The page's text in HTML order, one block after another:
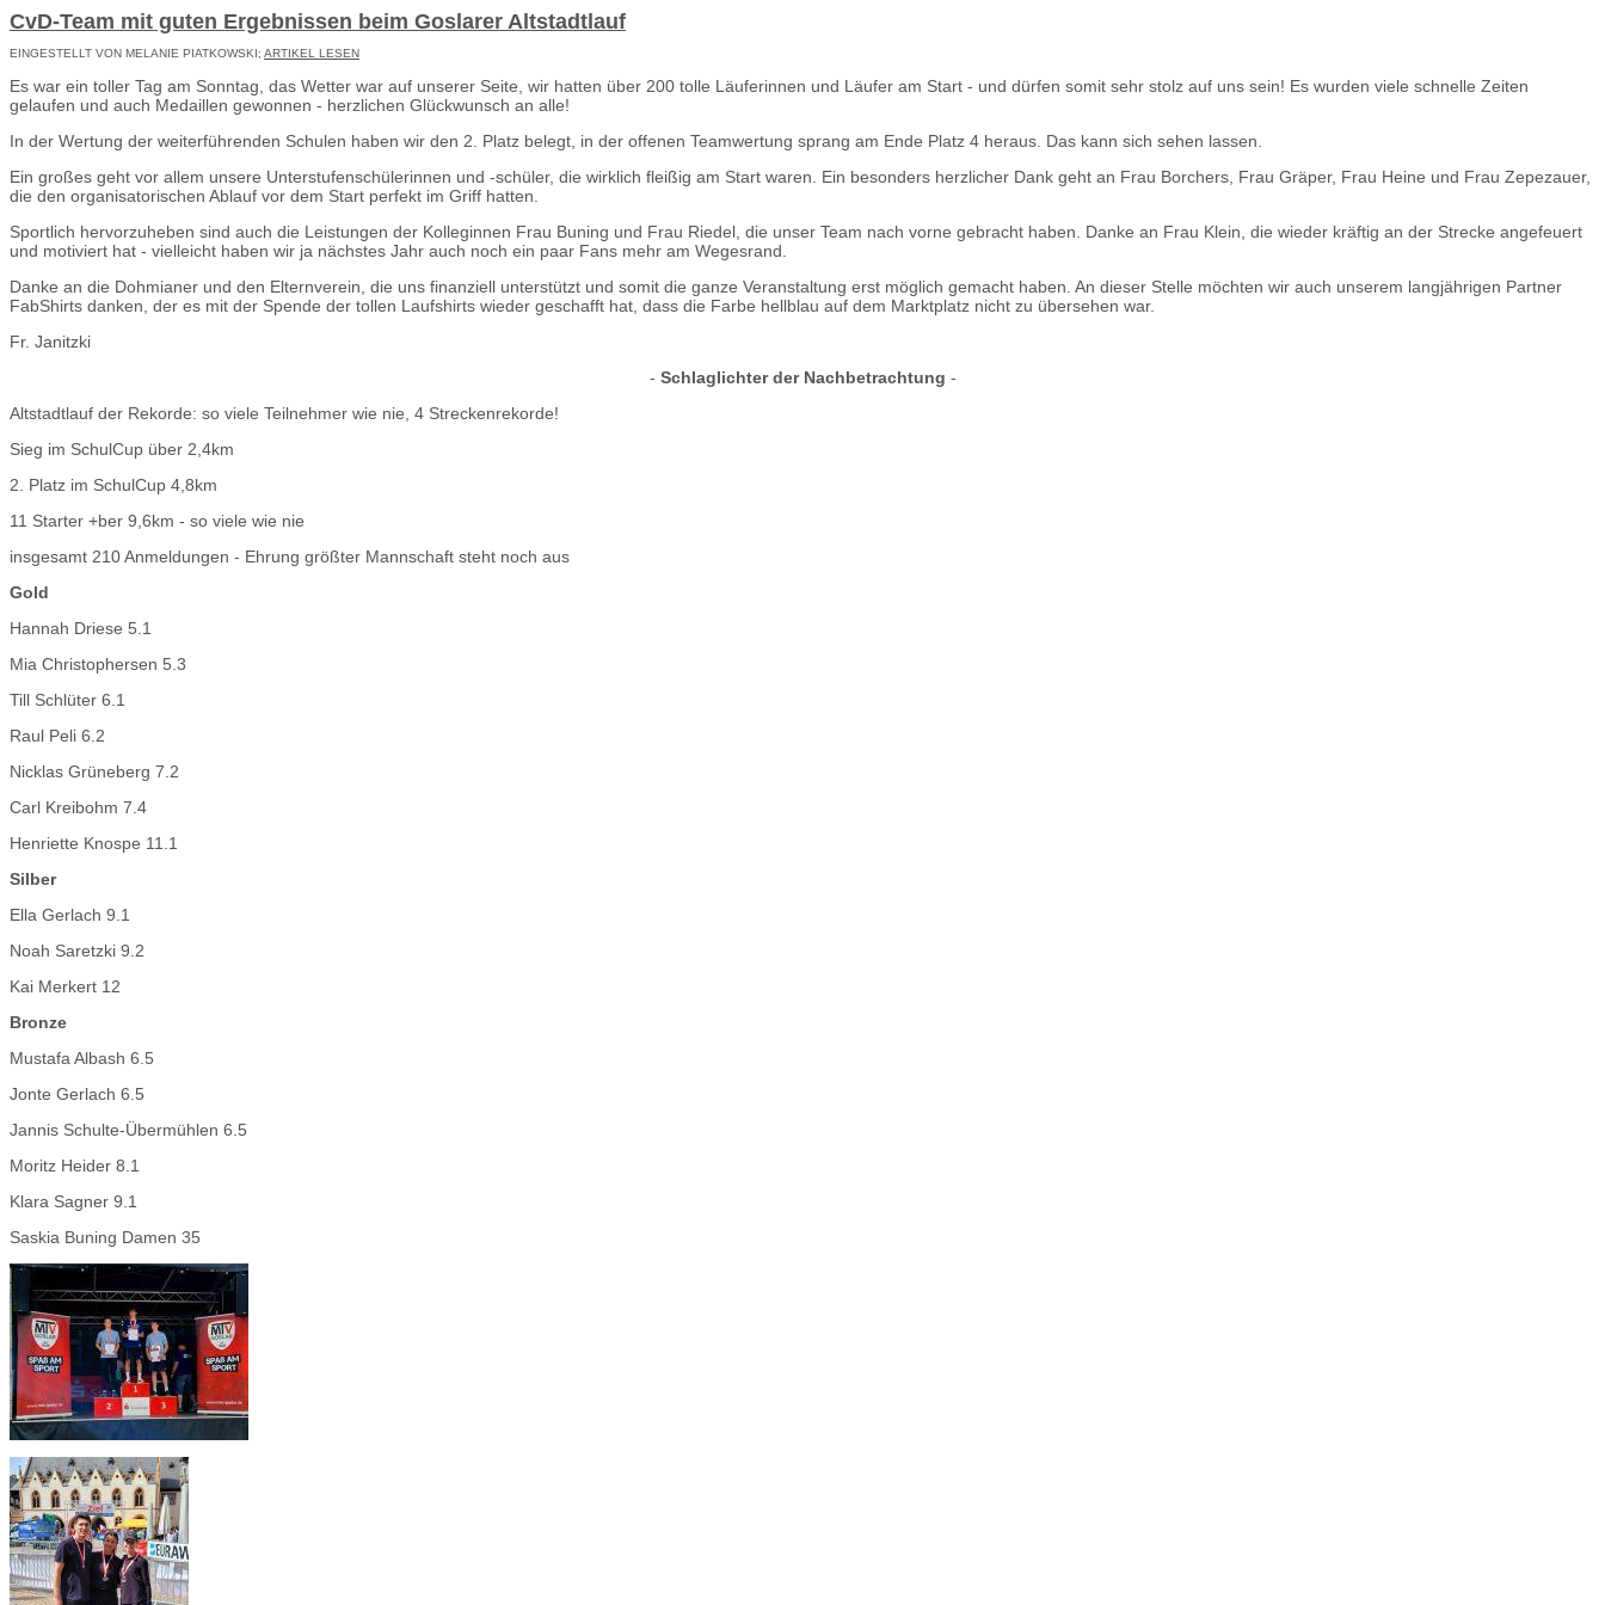
CvD-Team mit guten Ergebnissen beim Goslarer Altstadtlauf
EINGESTELLT VON MELANIE PIATKOWSKI; ARTIKEL LESEN
Es war ein toller Tag am Sonntag, das Wetter war auf unserer Seite, wir hatten über 200 tolle Läuferinnen und Läufer am Start - und dürfen somit sehr stolz auf uns sein! Es wurden viele schnelle Zeiten
gelaufen und auch Medaillen gewonnen - herzlichen Glückwunsch an alle!
In der Wertung der weiterführenden Schulen haben wir den 2. Platz belegt, in der offenen Teamwertung sprang am Ende Platz 4 heraus. Das kann sich sehen lassen.
Ein großes geht vor allem unsere Unterstufenschülerinnen und -schüler, die wirklich fleißig am Start waren. Ein besonders herzlicher Dank geht an Frau Borchers, Frau Gräper, Frau Heine und Frau Zepezauer,
die den organisatorischen Ablauf vor dem Start perfekt im Griff hatten.
Sportlich hervorzuheben sind auch die Leistungen der Kolleginnen Frau Buning und Frau Riedel, die unser Team nach vorne gebracht haben. Danke an Frau Klein, die wieder kräftig an der Strecke angefeuert
und motiviert hat - vielleicht haben wir ja nächstes Jahr auch noch ein paar Fans mehr am Wegesrand.
Danke an die Dohmianer und den Elternverein, die uns finanziell unterstützt und somit die ganze Veranstaltung erst möglich gemacht haben. An dieser Stelle möchten wir auch unserem langjährigen Partner
FabShirts danken, der es mit der Spende der tollen Laufshirts wieder geschafft hat, dass die Farbe hellblau auf dem Marktplatz nicht zu übersehen war.
Fr. Janitzki
- Schlaglichter der Nachbetrachtung -
Altstadtlauf der Rekorde: so viele Teilnehmer wie nie, 4 Streckenrekorde!
Sieg im SchulCup über 2,4km
2. Platz im SchulCup 4,8km
11 Starter +ber 9,6km - so viele wie nie
insgesamt 210 Anmeldungen - Ehrung größter Mannschaft steht noch aus
Gold
Hannah Driese 5.1
Mia Christophersen 5.3
Till Schlüter 6.1
Raul Peli 6.2
Nicklas Grüneberg 7.2
Carl Kreibohm 7.4
Henriette Knospe 11.1
Silber
Ella Gerlach 9.1
Noah Saretzki 9.2
Kai Merkert 12
Bronze
Mustafa Albash 6.5
Jonte Gerlach 6.5
Jannis Schulte-Übermühlen 6.5
Moritz Heider 8.1
Klara Sagner 9.1
Saskia Buning Damen 35